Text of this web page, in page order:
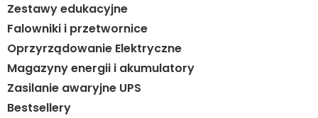
Zestawy edukacyjne
Falowniki i przetwornice
Oprzyrządowanie Elektryczne
Magazyny energii i akumulatory
Zasilanie awaryjne UPS
Bestsellery